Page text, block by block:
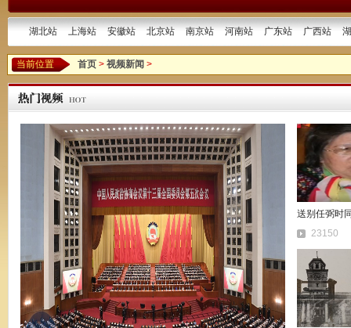
湖北站 上海站 安徽站 北京站 南京站 河南站 广东站 广西站
当前位置 首页 > 视频新闻 >
送别任弼时
23150